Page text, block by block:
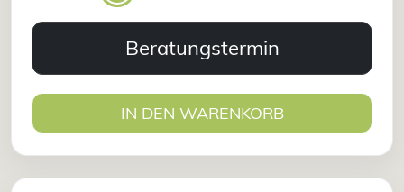
Beratungstermin
IN DEN WARENKORB